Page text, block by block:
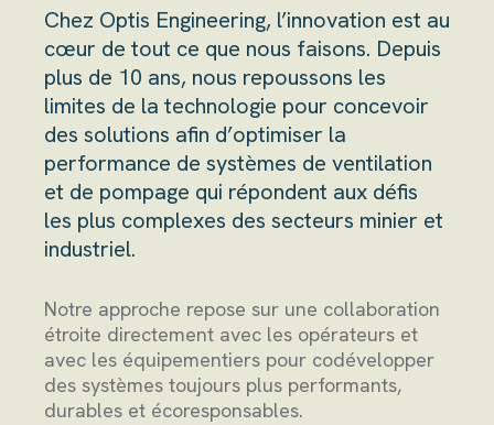
Chez Optis Engineering, l’innovation est au
cœur de tout ce que nous faisons. Depuis
plus de 10 ans, nous repoussons les
limites de la technologie pour concevoir
des solutions afin d’optimiser la
performance de systèmes de ventilation
et de pompage qui répondent aux défis
les plus complexes des secteurs minier et
industriel.
Notre approche repose sur une collaboration
étroite directement avec les opérateurs et
avec les équipementiers pour codévelopper
des systèmes toujours plus performants,
durables et écoresponsables.